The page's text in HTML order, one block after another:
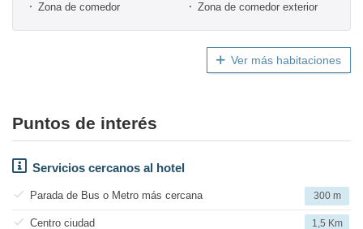
Zona de comedor
Zona de comedor exterior
Ver más habitaciones
Puntos de interés
Servicios cercanos al hotel
Parada de Bus o Metro más cercana 300 m
Centro ciudad 1,5 Km